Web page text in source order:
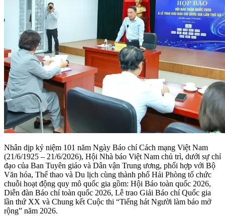
Nhân dịp kỷ niệm 101 năm Ngày Báo chí Cách mạng Việt Nam
(21/6/1925 – 21/6/2026), Hội Nhà báo Việt Nam chủ trì, dưới sự chỉ
đạo của Ban Tuyên giáo và Dân vận Trung ương, phối hợp với Bộ
Văn hóa, Thể thao và Du lịch cùng thành phố Hải Phòng tổ chức
chuỗi hoạt động quy mô quốc gia gồm: Hội Báo toàn quốc 2026,
Diễn đàn Báo chí toàn quốc 2026, Lễ trao Giải Báo chí Quốc gia
lần thứ XX và Chung kết Cuộc thi “Tiếng hát Người làm báo mở
rộng” năm 2026.